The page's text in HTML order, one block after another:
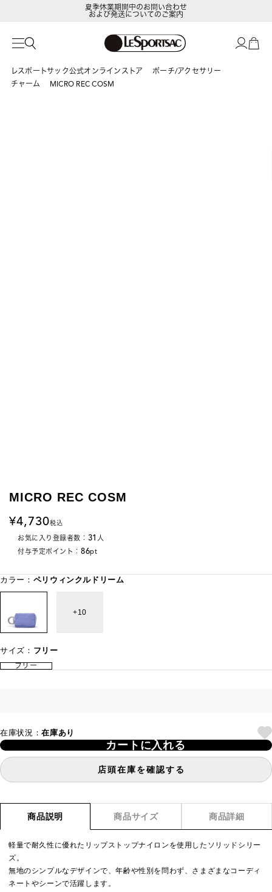
夏季休業期間中のお問い合わせ
および発送についてのご案内
レスポートサック公式オンラインストア
ポーチ/アクセサリー
チャーム
MICRO REC COSM
MICRO REC COSM
4,730税込
お気に入り登録者数： 31 人
付与予定ポイント： 86pt
カラー： ペリウィンクルドリーム
10
サイズ： フリー
フリー
在庫状況：在庫あり
カートに入れる
店頭在庫を確認する
商品説明 商品サイズ 商品詳細
軽量で耐久性に優れたリップストップナイロンを使用したソリッドシリー
ズ。
無地のシンプルなデザインで、年齢や性別を問わず、さまざまなコーディ
ネートやシーンで活躍します。